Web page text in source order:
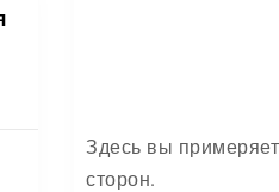
Здесь вы
сторон.